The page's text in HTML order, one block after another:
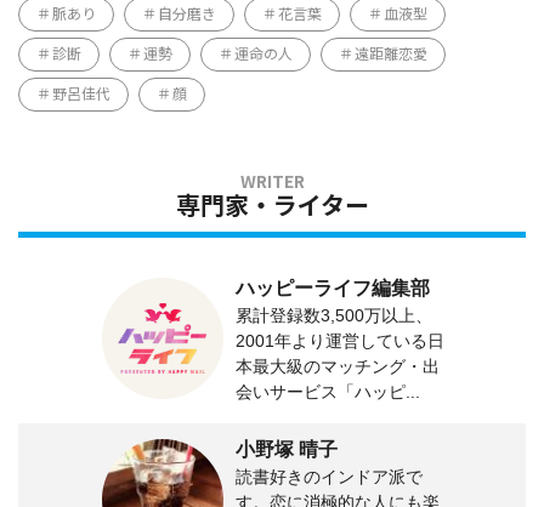
脈あり 自分磨き 花言葉 血液型
診断 運勢 運命の人 遠距離恋愛
野呂佳代 顔
専門家・ライター
ハッピーライフ編集部
累計登録数3,500万以上、
2001年より運営している日
本最大級のマッチング・出
会いサービス「ハッピ...
小野塚 晴子
読書好きのインドア派で
す。恋に消極的な人にも楽